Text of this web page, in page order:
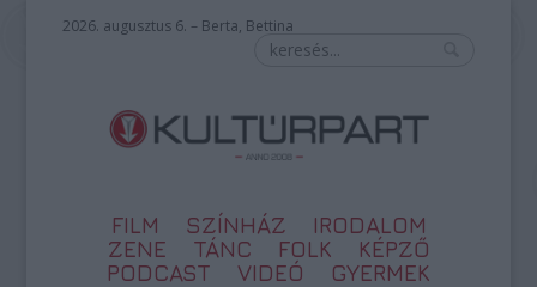
2026. augusztus 6. – Berta, Bettina
FILM SZÍNHÁZ
IRODALOM
ZENE
TÁNC FOLK
KÉPZŐ
PODCAST
VIDEÓ GYERMEK